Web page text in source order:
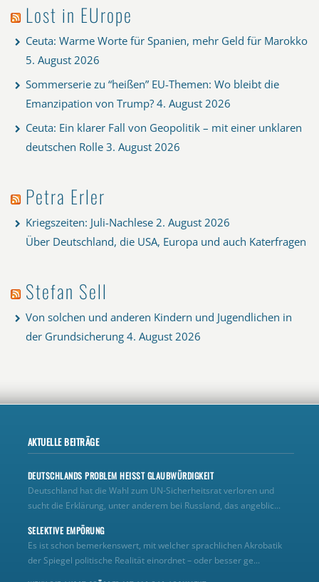
Lost in EUrope
Ceuta: Warme Worte für Spanien, mehr Geld für Marokko
5. August 2026
Sommerserie zu “heißen” EU-Themen: Wo bleibt die
Emanzipation von Trump? 4. August 2026
Ceuta: Ein klarer Fall von Geopolitik – mit einer unklaren
deutschen Rolle 3. August 2026
Petra Erler
Kriegszeiten: Juli-Nachlese 2. August 2026
Über Deutschland, die USA, Europa und auch Katerfragen
Stefan Sell
Von solchen und anderen Kindern und Jugendlichen in
der Grundsicherung 4. August 2026
AKTUELLE BEITRÄGE
DEUTSCHLANDS PROBLEM HEISST GLAUBWÜRDIGKEIT
Deutschland hat die Wahl zum UN‑Sicherheitsrat verloren und
sucht die Erklärung, unter anderem bei Russland, das angeblic...
SELEKTIVE EMPÖRUNG
Es ist schon bemerkenswert, mit welcher sprachlichen Akrobatik
der Spiegel politische Realität einordnet – oder besser ge...